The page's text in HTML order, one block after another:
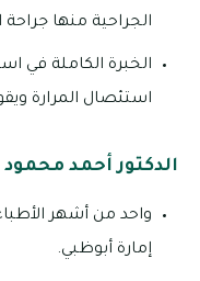
الجراحية منها جراحة
الخبرة الكاملة في
استئصال المرارة
الدكتور أحمد
واحد من أشهر
إمارة أبوظبي.